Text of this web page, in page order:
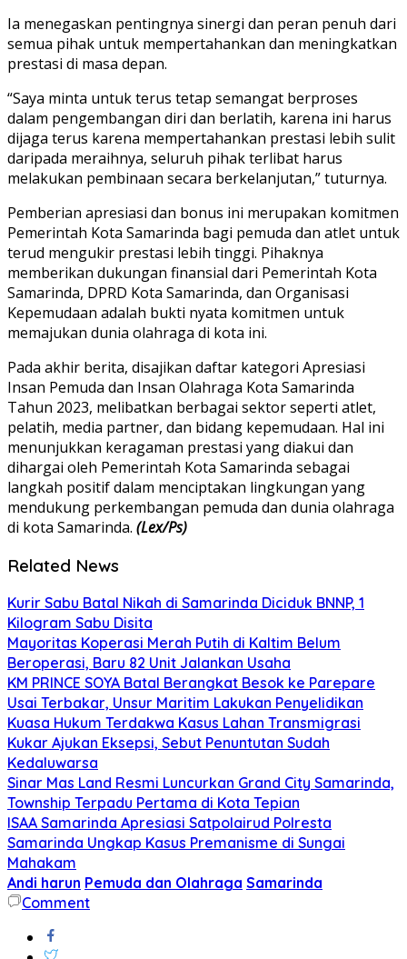
Ia menegaskan pentingnya sinergi dan peran penuh dari
semua pihak untuk mempertahankan dan meningkatkan
prestasi di masa depan.
“Saya minta untuk terus tetap semangat berproses
dalam pengembangan diri dan berlatih, karena ini harus
dijaga terus karena mempertahankan prestasi lebih sulit
daripada meraihnya, seluruh pihak terlibat harus
melakukan pembinaan secara berkelanjutan,” tuturnya.
Pemberian apresiasi dan bonus ini merupakan komitmen
Pemerintah Kota Samarinda bagi pemuda dan atlet untuk
terud mengukir prestasi lebih tinggi. Pihaknya
memberikan dukungan finansial dari Pemerintah Kota
Samarinda, DPRD Kota Samarinda, dan Organisasi
Kepemudaan adalah bukti nyata komitmen untuk
memajukan dunia olahraga di kota ini.
Pada akhir berita, disajikan daftar kategori Apresiasi
Insan Pemuda dan Insan Olahraga Kota Samarinda
Tahun 2023, melibatkan berbagai sektor seperti atlet,
pelatih, media partner, dan bidang kepemudaan. Hal ini
menunjukkan keragaman prestasi yang diakui dan
dihargai oleh Pemerintah Kota Samarinda sebagai
langkah positif dalam menciptakan lingkungan yang
mendukung perkembangan pemuda dan dunia olahraga
di kota Samarinda. (Lex/Ps)
Related News
Kurir Sabu Batal Nikah di Samarinda Diciduk BNNP, 1
Kilogram Sabu Disita
Mayoritas Koperasi Merah Putih di Kaltim Belum
Beroperasi, Baru 82 Unit Jalankan Usaha
KM PRINCE SOYA Batal Berangkat Besok ke Parepare
Usai Terbakar, Unsur Maritim Lakukan Penyelidikan
Kuasa Hukum Terdakwa Kasus Lahan Transmigrasi
Kukar Ajukan Eksepsi, Sebut Penuntutan Sudah
Kedaluwarsa
Sinar Mas Land Resmi Luncurkan Grand City Samarinda,
Township Terpadu Pertama di Kota Tepian
ISAA Samarinda Apresiasi Satpolairud Polresta
Samarinda Ungkap Kasus Premanisme di Sungai
Mahakam
Andi harun Pemuda dan Olahraga Samarinda
Comment